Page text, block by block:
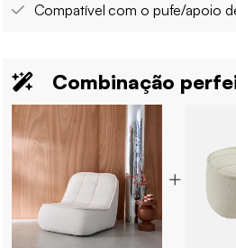
Compatível com o pufe/apoio
Combinação